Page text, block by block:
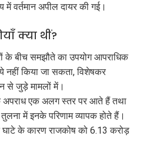
वर्तमान अपील दायर की गई।
क्या थीं?
के बीच समझौते का उपयोग आपराधिक
नहीं किया जा सकता, विशेषकर
से जुड़े मामलों में।
अपराध एक अलग स्तर पर आते हैं तथा
में इनके परिणाम व्यापक होते हैं।
के कारण राजकोष को 6.13 करोड़